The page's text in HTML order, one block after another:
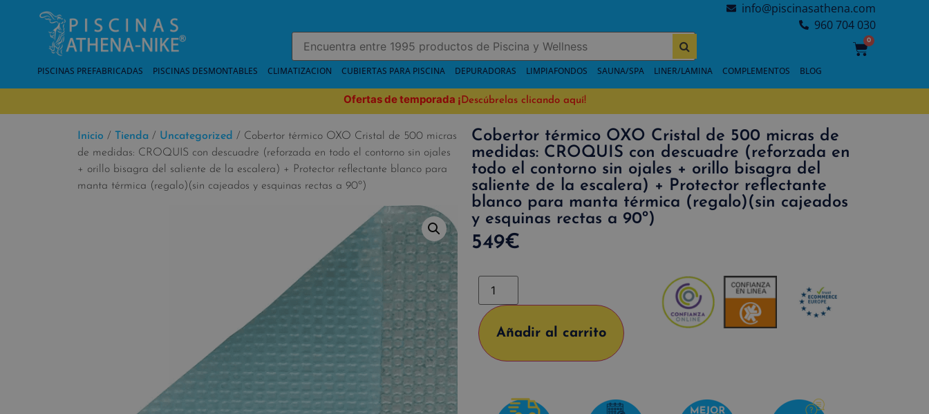
info@piscinasathena.com
960 704 030
0
PISCINAS PREFABRICADAS PISCINAS DESMONTABLES CLIMATIZACION CUBIERTAS PARA PISCINA DEPURADORAS LIMPIAFONDOS SAUNA/SPA LINER/LAMINA COMPLEMENTOS BLOG
Ofertas de temporada ¡ Descúbrelas clicando aquí!
Inicio / Tienda / Uncategorized / Cobertor térmico OXO Cristal de 500 micras
de medidas: CROQUIS con descuadre (reforzada en todo el contorno sin ojales
+ orillo bisagra del saliente de la escalera) + Protector reflectante blanco para
manta térmica (regalo)(sin cajeados y esquinas rectas a 90º)
Cobertor térmico OXO Cristal de 500 micras de
medidas: CROQUIS con descuadre (reforzada en
todo el contorno sin ojales + orillo bisagra del
saliente de la escalera) + Protector reflectante
blanco para manta térmica (regalo)(sin cajeados
y esquinas rectas a 90º)
549€
Añadir al carrito